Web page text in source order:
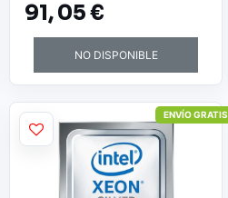
91,05 €
NO DISPONIBLE
ENVÍO GRATIS